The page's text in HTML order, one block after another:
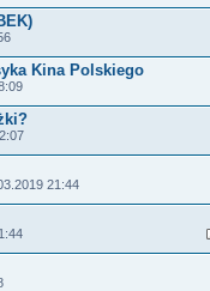
Kina Polskiego
21:44